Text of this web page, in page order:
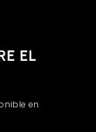
EL
en